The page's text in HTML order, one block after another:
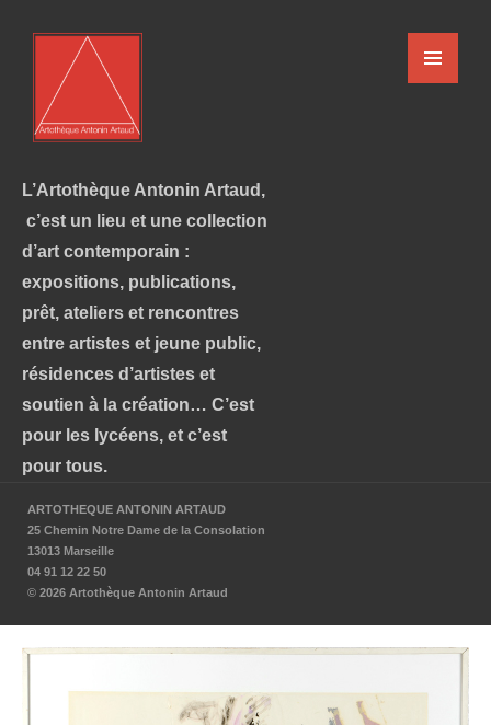
L’Artothèque Antonin Artaud,
c’est un lieu et une collection
d’art contemporain :
expositions, publications,
prêt, ateliers et rencontres
entre artistes et jeune public,
résidences d’artistes et
soutien à la création… C’est
pour les lycéens, et c’est
pour tous.
ARTOTHEQUE ANTONIN ARTAUD
25 Chemin Notre Dame de la Consolation
13013 Marseille
04 91 12 22 50
© 2026 Artothèque Antonin Artaud